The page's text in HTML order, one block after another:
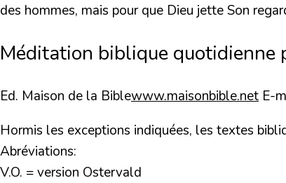
des hommes, mais pour que Dieu jette Son
Méditation biblique quotidienne
Ed. Maison de la Biblewww.maisonbible.net E-
Hormis les exceptions indiquées, les textes
Abréviations:
V.O. = version Ostervald